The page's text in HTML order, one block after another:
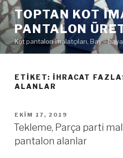
İçeriğe
geç TOPTAN KOT
PANTALON
Kot pantalon imalatçıları, Bay –
ETIKET: IHRACAT
ALANLAR
YAYIM
TARIHI
EKIM 17, 2019
Tekleme, Parça parti
pantalon alanlar